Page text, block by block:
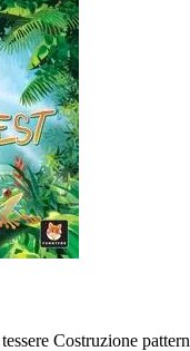
Costruzione pattern